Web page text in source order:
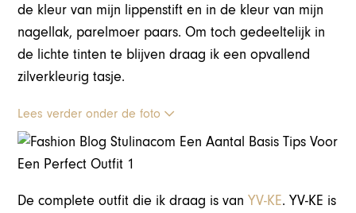
de kleur van mijn lippenstift en in de kleur van mijn
nagellak, parelmoer paars. Om toch gedeeltelijk in
de lichte tinten te blijven draag ik een opvallend
zilverkleurig tasje.
Lees verder onder de foto
De complete outfit die ik draag is vanYV-KE. YV-KE is